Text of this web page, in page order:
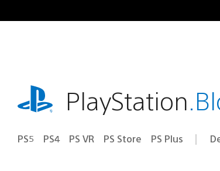
Inhalt
playstation.comPlayStation
PS5 PS4 PS VR PS Store PS Plus